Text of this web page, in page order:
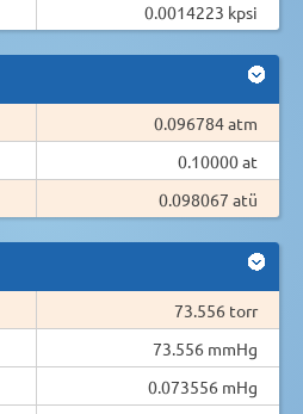
0.0014223 kpsi
0.096784 atm
0.10000 at
0.098067 atü
73.556 torr
73.556 mmHg
0.073556 mHg